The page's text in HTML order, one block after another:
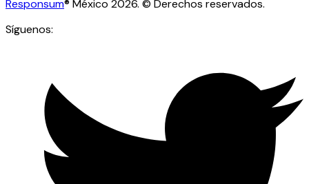
Responsum® México 2026. © Derechos reservados.
Síguenos: